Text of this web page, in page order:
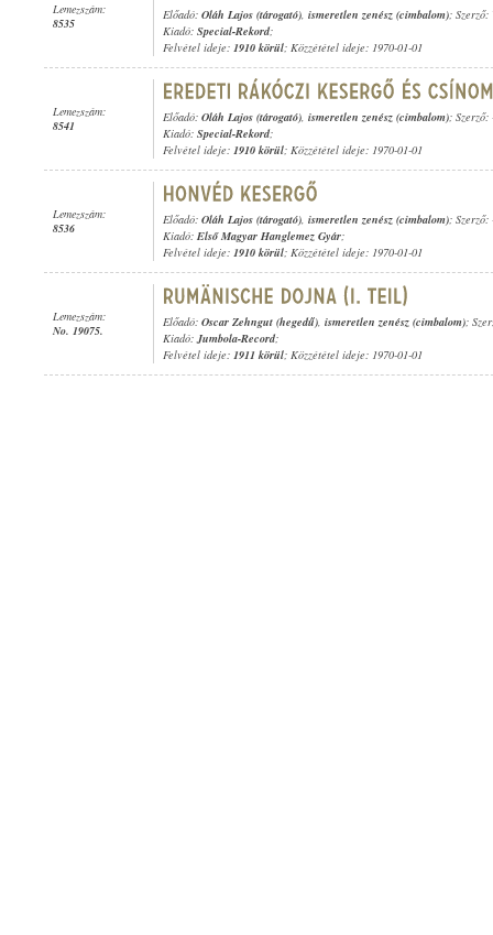
Lemezszám:
8535
Előadó: Oláh Lajos (tárogató), ismeretlen zenész (cimbalom); Szerző:
Kiadó: Special-Rekord;
Felvétel ideje: 1910 körül; Közzététel ideje: 1970-01-01
Lemezszám:
8541
Előadó: Oláh Lajos (tárogató), ismeretlen zenész (cimbalom); Szerző:
Kiadó: Special-Rekord;
Felvétel ideje: 1910 körül; Közzététel ideje: 1970-01-01
Lemezszám:
8536
Előadó: Oláh Lajos (tárogató), ismeretlen zenész (cimbalom); Szerző:
Kiadó: Első Magyar Hanglemez Gyár;
Felvétel ideje: 1910 körül; Közzététel ideje: 1970-01-01
Lemezszám:
No. 19075.
Előadó: Oscar Zehngut (hegedű), ismeretlen zenész (cimbalom);
Kiadó:Jumbola-Record;
Felvétel ideje: 1911 körül; Közzététel ideje: 1970-01-01